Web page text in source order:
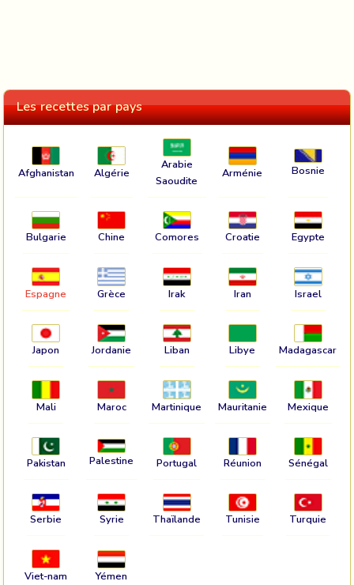
Les recettes par pays
Afghanistan Algérie
Arabie
Saoudite
Arménie Bosnie
Bulgarie Chine Comores Croatie Egypte
Espagne Grèce Irak Iran Israel
Japon Jordanie Liban Libye Madagascar
Mali Maroc Martinique Mauritanie Mexique
Pakistan Palestine Portugal Réunion Sénégal
Serbie Syrie Thaïlande Tunisie Turquie
Viet-nam Yémen